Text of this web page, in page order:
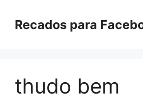
paraRecados para
thudo bem